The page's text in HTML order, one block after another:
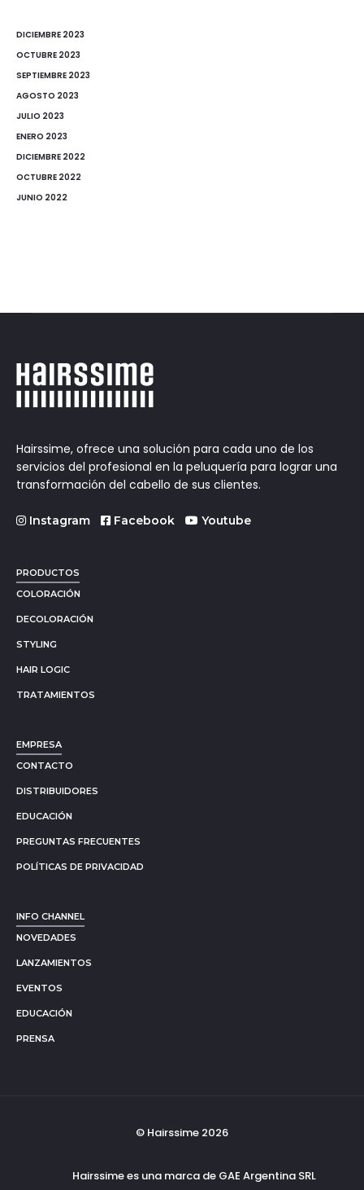
DICIEMBRE 2023
OCTUBRE 2023
SEPTIEMBRE 2023
AGOSTO 2023
JULIO 2023
ENERO 2023
DICIEMBRE 2022
OCTUBRE 2022
JUNIO 2022
Hairssime, ofrece una solución para cada uno de los
servicios del profesional en la peluquería para lograr una
transformación del cabello de sus clientes.
Instagram Facebook Youtube
PRODUCTOS
COLORACIÓN
DECOLORACIÓN
STYLING
HAIR LOGIC
TRATAMIENTOS
EMPRESA
CONTACTO
DISTRIBUIDORES
EDUCACIÓN
PREGUNTAS FRECUENTES
POLÍTICAS DE PRIVACIDAD
INFO CHANNEL
NOVEDADES
LANZAMIENTOS
EVENTOS
EDUCACIÓN
PRENSA
© Hairssime 2026
Hairssime es una marca de GAE Argentina SRL